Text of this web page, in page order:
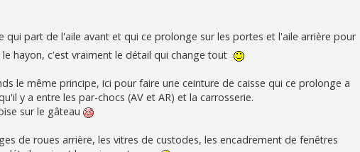
part de l'aile avant et qui ce prolonge sur les portes et l'aile arrière pour
hayon, c'est vraiment le détail qui change tout
le même principe, ici pour faire une ceinture de caisse qui ce prolonge a
y a entre les par-chocs (AV et AR) et la carrosserie.
sur le gâteau
de roues arrière, les vitres de custodes, les encadrement de fenêtres